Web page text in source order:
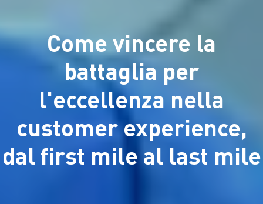
Come vincere la
battaglia per
l'eccellenza nella
customer experience,
dal first mile al last mile